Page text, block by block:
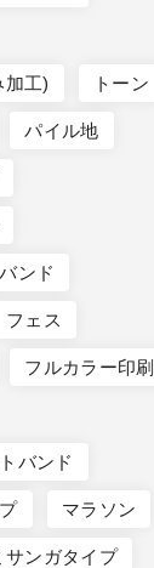
加工) トーン
パイル地
ンド
フェス
フルカラー印刷
バンド
マラソン
サンガタイプ